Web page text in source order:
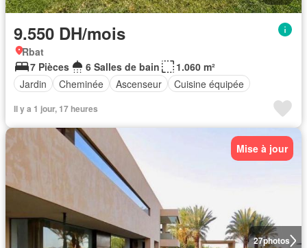
9.550 DH/mois
Rbat
7 Pièces
6 Salles de bain
1.060 m²
Jardin
Cheminée Ascenseur Cuisine équipée
Il y a 1 jour, 17 heures
27photos
Mise à jour